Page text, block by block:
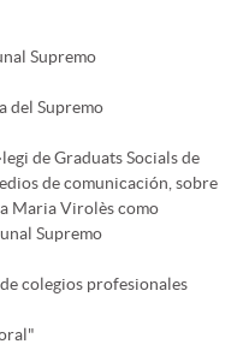
Supremo
del Supremo
de Graduats Socials de
de comunicación, sobre
Maria Virolès como
Supremo
colegios profesionales